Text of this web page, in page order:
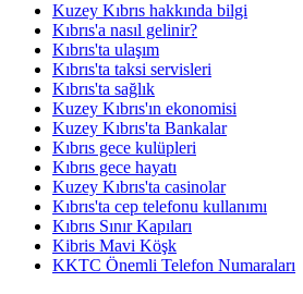
Kuzey Kıbrıs hakkında bilgi
Kıbrıs'a nasıl gelinir?
Kıbrıs'ta ulaşım
Kıbrıs'ta taksi servisleri
Kıbrıs'ta sağlık
Kuzey Kıbrıs'ın ekonomisi
Kuzey Kıbrıs'ta Bankalar
Kıbrıs gece kulüpleri
Kıbrıs gece hayatı
Kuzey Kıbrıs'ta casinolar
Kıbrıs'ta cep telefonu kullanımı
Kıbrıs Sınır Kapıları
Kibris Mavi Köşk
KKTC Önemli Telefon Numaraları